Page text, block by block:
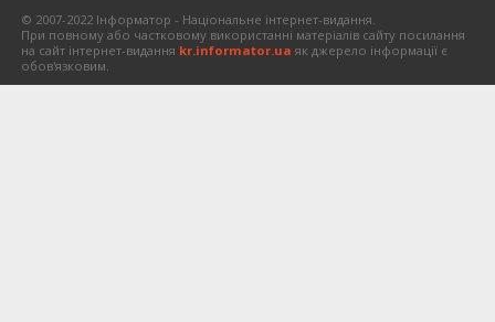
© 2007-2022 Інформатор - Національне інтернет-видання.
При повному або частковому використанні матеріалів сайту посилання
на сайт інтернет-видання kr.informator.ua як джерело інформації є
обов'язковим.